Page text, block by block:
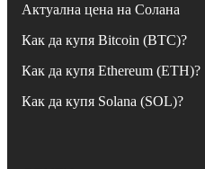
Актуална цена на Солана
Как да купя Bitcoin (BTC)?
Как да купя Ethereum (ETH)?
Как да купя Solana (SOL)?